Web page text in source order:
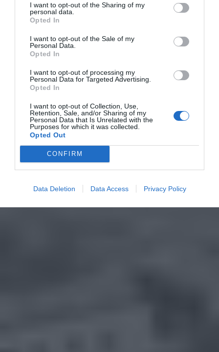
I want to opt-out of the Sharing of my
personal data.
Opted In
I want to opt-out of the Sale of my
Personal Data.
Opted In
I want to opt-out of processing my
Personal Data for Targeted Advertising.
Opted In
I want to opt-out of Collection, Use,
Retention, Sale, and/or Sharing of my
Personal Data that Is Unrelated with the
Purposes for which it was collected.
Opted Out
CONFIRM
Data Deletion Data Access Privacy Policy